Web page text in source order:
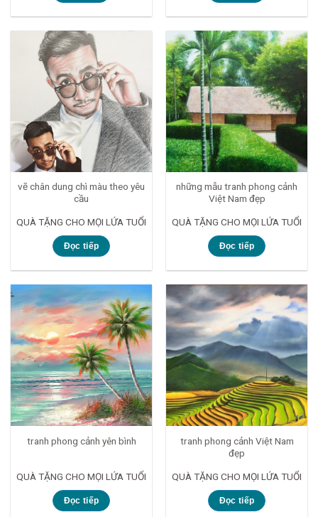
vẽ chân dung chì màu theo yêu
cầu
QUÀ TẶNG CHO MỌI LỨA TUỔI
Đọc tiếp
những mẫu tranh phong cảnh
Việt Nam đẹp
QUÀ TẶNG CHO MỌI LỨA TUỔI
Đọc tiếp
tranh phong cảnh yên bình
QUÀ TẶNG CHO MỌI LỨA TUỔI
Đọc tiếp
tranh phong cảnh Việt Nam
đẹp
QUÀ TẶNG CHO MỌI LỨA TUỔI
Đọc tiếp